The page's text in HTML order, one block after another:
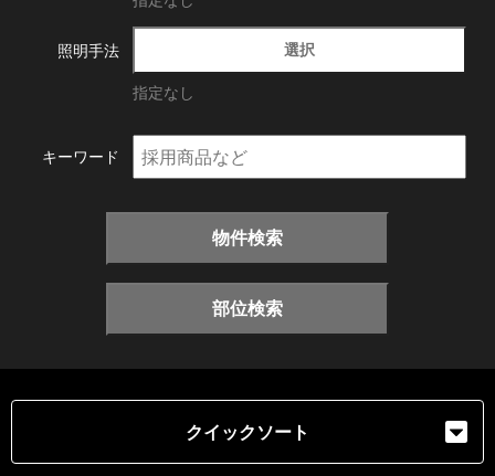
照明手法 選択
指定なし
キーワード
物件検索
部位検索
クイックソート